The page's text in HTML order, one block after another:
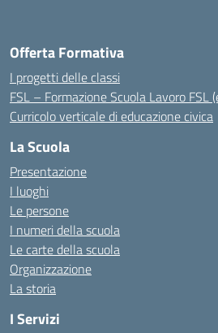
Offerta Formativa
I progetti delle classi
FSL – Formazione Scuola Lavoro FSL
Curricolo verticale di educazione civica
La Scuola
Presentazione
I luoghi
Le persone
I numeri della scuola
Le carte della scuola
Organizzazione
La storia
I Servizi